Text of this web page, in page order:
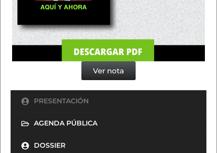
PRESENTACIÓN
AGENDA PÚBLICA
DOSSIER
Ver nota